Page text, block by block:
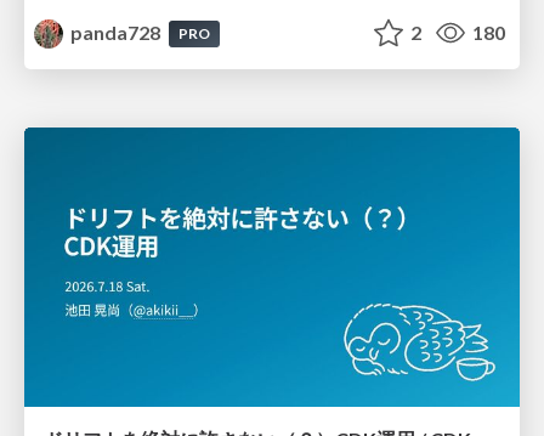
panda728
PRO 2 180